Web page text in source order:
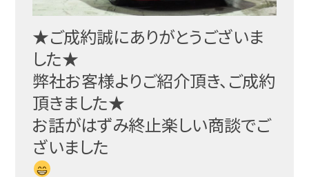
★ご成約誠にありがとうございま
した★
弊社お客様よりご紹介頂き、ご成約
頂きました★
お話がはずみ終止楽しい商談でご
ざいました